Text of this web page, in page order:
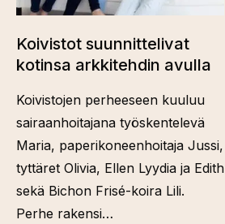
Koivistot suunnittelivat
kotinsa arkkitehdin avulla
Koivistojen perheeseen kuuluu
sairaanhoitajana työskentelevä
Maria, paperikoneenhoitaja Jussi,
tyttäret Olivia, Ellen Lyydia ja Edith
sekä Bichon Frisé-koira Lili.
Perhe rakensi…